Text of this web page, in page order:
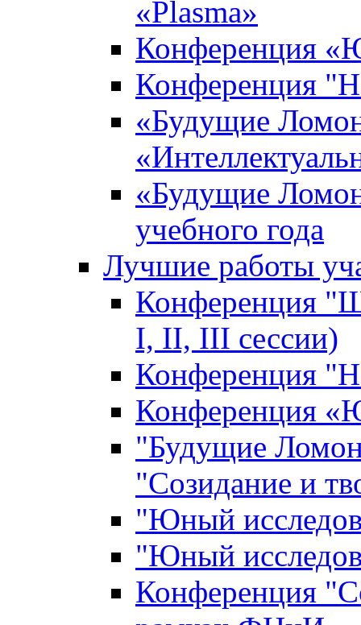
«Plasma»
Конференция
Конференция
«Будущие
«Будущие
учебного года
Лучшие работы
Конференция
I, II, III сессии)
Конференция
Конференция
"Будущие
"Созидание и
"Юный
"Юный
Конференция